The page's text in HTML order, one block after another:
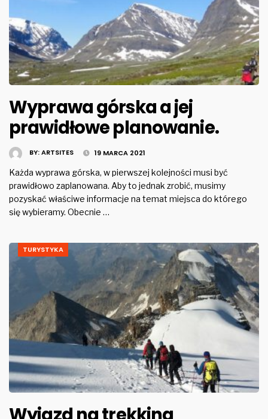
Wyprawa górska a jej
prawidłowe planowanie.
BY:ARTSITES 19 MARCA 2021
Każda wyprawa górska, w pierwszej kolejności musi być
prawidłowo zaplanowana. Aby to jednak zrobić, musimy
pozyskać właściwe informacje na temat miejsca do którego
się wybieramy. Obecnie …
TURYSTYKA